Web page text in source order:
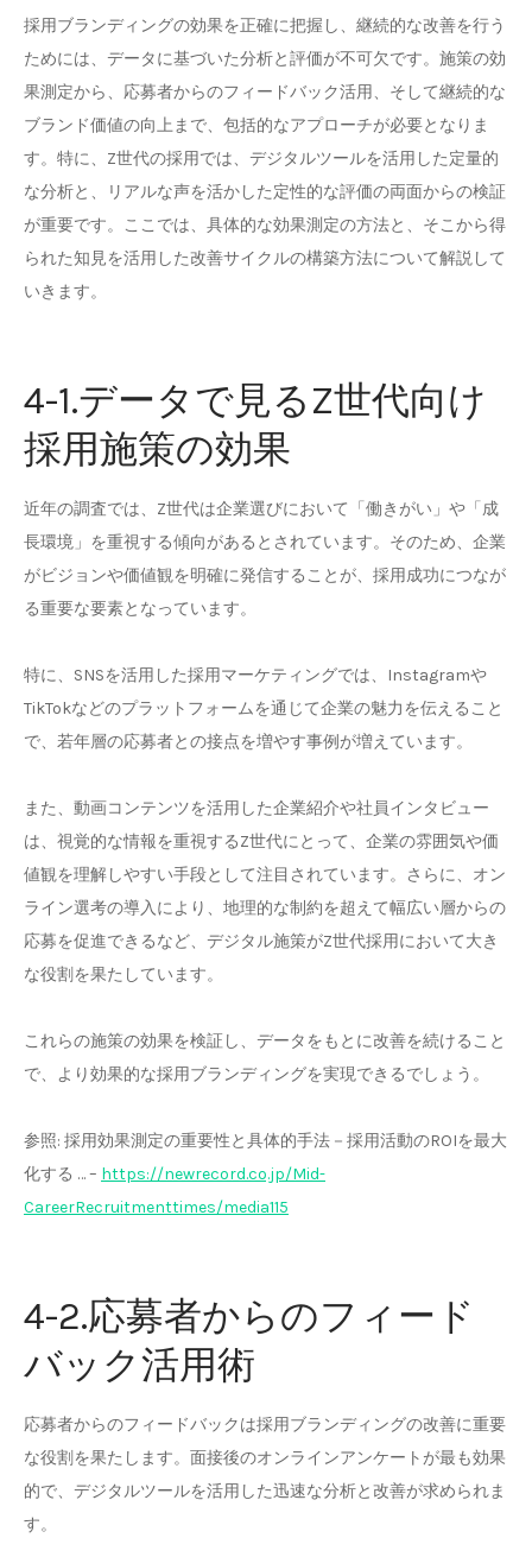
採用ブランディングの効果を正確に把握し、継続的な改善を行う
ためには、データに基づいた分析と評価が不可欠です。施策の効
果測定から、応募者からのフィードバック活用、そして継続的な
ブランド価値の向上まで、包括的なアプローチが必要となりま
す。特に、Z世代の採用では、デジタルツールを活用した定量的
な分析と、リアルな声を活かした定性的な評価の両面からの検証
が重要です。ここでは、具体的な効果測定の方法と、そこから得
られた知見を活用した改善サイクルの構築方法について解説して
いきます。
4-1.データで見るZ世代向け
採用施策の効果
近年の調査では、Z世代は企業選びにおいて「働きがい」や「成
長環境」を重視する傾向があるとされています。そのため、企業
がビジョンや価値観を明確に発信することが、採用成功につなが
る重要な要素となっています。
特に、SNSを活用した採用マーケティングでは、Instagramや
TikTokなどのプラットフォームを通じて企業の魅力を伝えること
で、若年層の応募者との接点を増やす事例が増えています。
また、動画コンテンツを活用した企業紹介や社員インタビュー
は、視覚的な情報を重視するZ世代にとって、企業の雰囲気や価
値観を理解しやすい手段として注目されています。さらに、オン
ライン選考の導入により、地理的な制約を超えて幅広い層からの
応募を促進できるなど、デジタル施策がZ世代採用において大き
な役割を果たしています。
これらの施策の効果を検証し、データをもとに改善を続けること
で、より効果的な採用ブランディングを実現できるでしょう。
参照: 採用効果測定の重要性と具体的手法－採用活動のROIを最大
化する … – https://newrecord.co.jp/Mid-
CareerRecruitmenttimes/media115
4-2.応募者からのフィード
バック活用術
応募者からのフィードバックは採用ブランディングの改善に重要
な役割を果たします。面接後のオンラインアンケートが最も効果
的で、デジタルツールを活用した迅速な分析と改善が求められま
す。